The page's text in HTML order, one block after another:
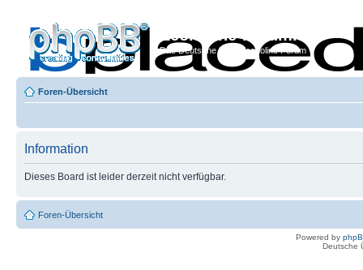
Econoline-Forum.de
Das Deutsche Ford Econoline Forum
Foren-Übersicht
Information
Dieses Board ist leider derzeit nicht verfügbar.
Foren-Übersicht
Powered by
Deutsche